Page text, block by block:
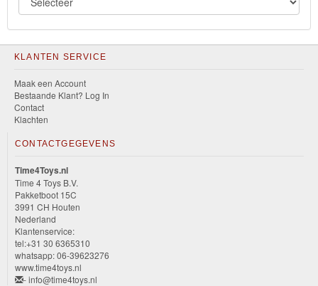
KLANTEN SERVICE
Maak een Account
Bestaande Klant? Log In
Contact
Klachten
CONTACTGEGEVENS
Time4Toys.nl
Time 4 Toys B.V.
Pakketboot 15C
3991 CH Houten
Nederland
Klantenservice:
tel:+31 30 6365310
whatsapp: 06-39623276
www.time4toys.nl
- info@time4toys.nl